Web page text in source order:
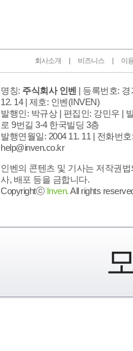
회사소개 비즈니스 이
명칭: 주식회사 인벤 | 등록번호:
12. 14 | 제호: 인벤(INVEN)
발행인: 박규상 | 편집인: 강민우 |
로 9번길 3-4 한국빌딩 3층
발행연월일: 2004 11. 11 | 전화번호
help@inven.co.kr
인벤의 콘텐츠 및 기사는 저작권
사, 배포 등을 금합니다.
Copyrightⓒ Inven.All rights